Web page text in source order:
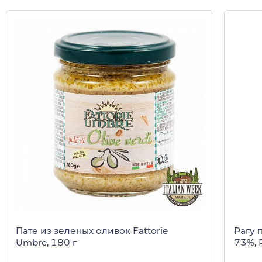
Пате из зеленых оливок Fattorie
Umbre, 180 г
Рагу
73%,